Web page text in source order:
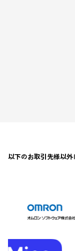
以下のお取引先様以